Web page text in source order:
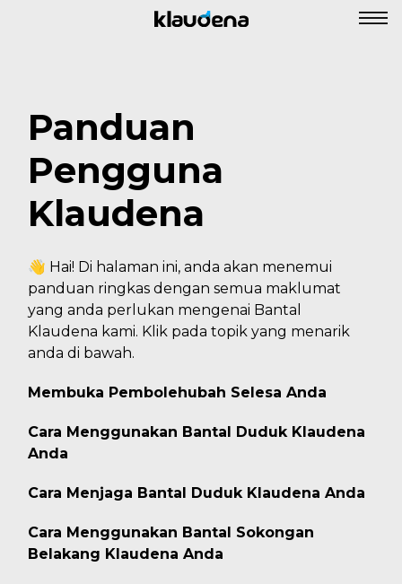
Panduan
Pengguna
Klaudena
👋 Hai! Di halaman ini, anda akan menemui
panduan ringkas dengan semua maklumat
yang anda perlukan mengenai Bantal
Klaudena kami. Klik pada topik yang menarik
anda di bawah.
Membuka Pembolehubah Selesa Anda
Cara Menggunakan Bantal Duduk Klaudena
Anda
Cara Menjaga Bantal Duduk Klaudena Anda
Cara Menggunakan Bantal Sokongan
Belakang Klaudena Anda